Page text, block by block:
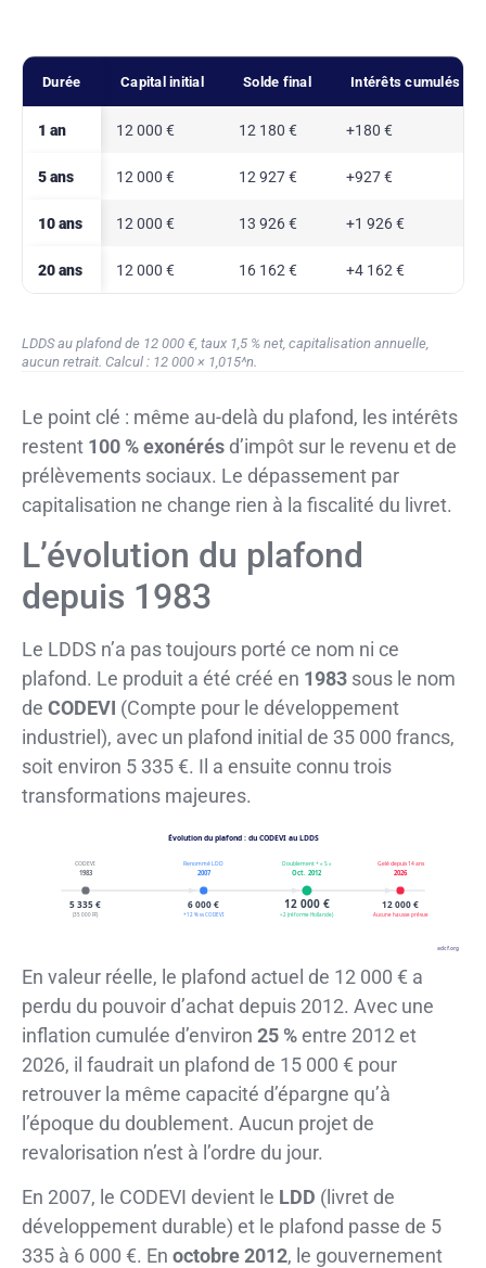
Durée Capital initial Solde final Intérêts cumulés
1 an 12 000 € 12 180 € +180 €
5 ans 12 000 € 12 927 € +927 €
10 ans 12 000 € 13 926 € +1 926 €
20 ans 12 000 € 16 162 € +4 162 €
LDDS au plafond de 12 000 €, taux 1,5 % net, capitalisation annuelle,
aucun retrait. Calcul : 12 000 × 1,015^n.
Le point clé : même au-delà du plafond, les intérêts
restent 100 % exonérés d’impôt sur le revenu et de
prélèvements sociaux. Le dépassement par
capitalisation ne change rien à la fiscalité du livret.
L’évolution du plafond
depuis 1983
Le LDDS n’a pas toujours porté ce nom ni ce
plafond. Le produit a été créé en 1983 sous le nom
de CODEVI (Compte pour le développement
industriel), avec un plafond initial de 35 000 francs,
soit environ 5 335 €. Il a ensuite connu trois
transformations majeures.
Évolution du plafond : du CODEVI au LDDS
1983
CODEVI
5 335 €
(35 000 FF)
2007
Renommé LDD
6 000 €
+12 % vs CODEVI
Oct. 2012
Doublement + « S »
12 000 €
×2 (réforme Hollande)
2026
Gelé depuis 14 ans
12 000 €
Aucune hausse prévue
adcf.org
En valeur réelle, le plafond actuel de 12 000 € a
perdu du pouvoir d’achat depuis 2012. Avec une
inflation cumulée d’environ 25 %entre 2012 et
2026, il faudrait un plafond de 15 000 € pour
retrouver la même capacité d’épargne qu’à
l’époque du doublement. Aucun projet de
revalorisation n’est à l’ordre du jour.
En 2007, le CODEVI devient le LDD (livret de
développement durable) et le plafond passe de 5
335 à 6 000 €. En octobre 2012, le gouvernement